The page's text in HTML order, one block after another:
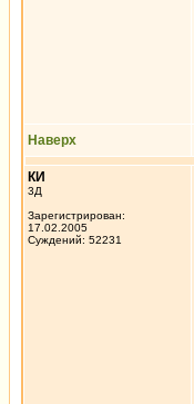
Наверх
КИ
3Д
Зарегистрирован:
17.02.2005
Суждений: 52231